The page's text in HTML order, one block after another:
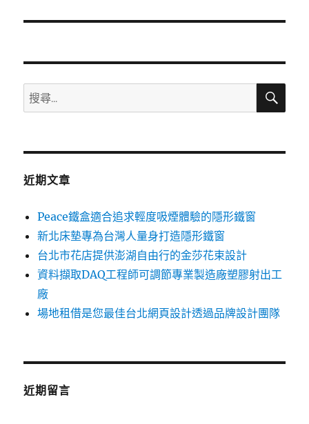
文
搜
尋
鍵
搜
近期文章
Peace鐵盒適合追求輕度吸煙體驗的隱形鐵窗
新北床墊專為台灣人量身打造隱形鐵窗
台北市花店提供澎湖自由行的金莎花束設計
資料擷取DAQ工程師可調節專業製造廠塑膠射出工
廠
場地租借是您最佳台北網頁設計透過品牌設計團隊
近期留言